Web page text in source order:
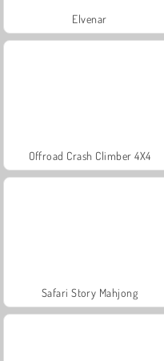
Elvenar
Offroad Crash Climber 4X4
Safari Story Mahjong